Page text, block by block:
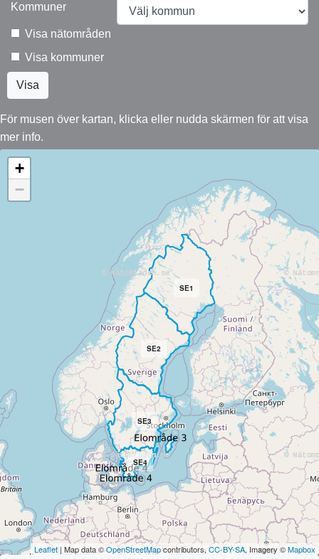
Kommuner
Visa nätområden
Visa kommuner
Visa
För musen över kartan, klicka eller nudda skärmen för att visa
mer info.
SE1
SE2
SE3
SE4
+
−
Leaflet | Map data ©OpenStreetMapcontributors, CC-BY-SA, Imagery ©Mapbox